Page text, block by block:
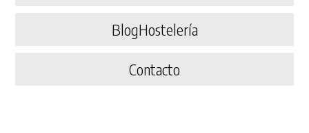
BlogHostelería
Contacto